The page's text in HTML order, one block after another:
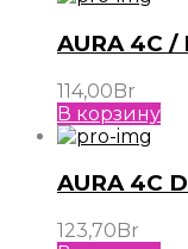
AURA 4C
114,00Br
В корзину
AURA 4C
123,70 Br